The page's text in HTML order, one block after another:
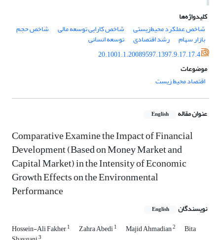
کلیدواژه‌ها
شاخص عملکرد محیط‌‌زیستی
شاخص کارایی توسعه مالی شاخص حجم
بازار سهام رشد اقتصادی
توسعه انسانی
20.1001.1.20089597.1397.9.17.17.4
موضوعات
اقتصاد محیط زیست
عنوان مقاله English
Comparative Examine the Impact of Financial
Development (Based on Money Market and
Capital Market) in the Intensity of Economic
Growth Effects on the Environmental
Performance
نویسندگان English
Hossein-Ali Fakher1 Zahra Abedi1 Majid Ahmadian2 Bita
3